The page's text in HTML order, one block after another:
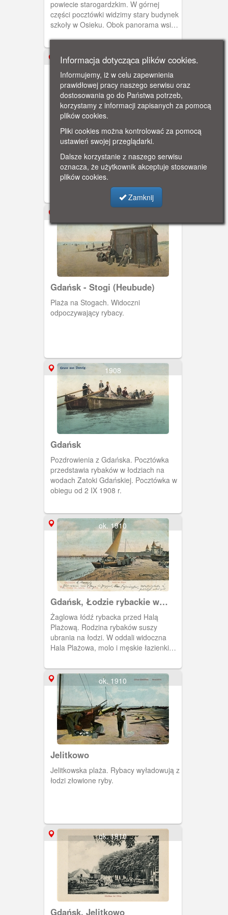
powiecie starogardzkim. W górnej
części pocztówki widzimy stary budynek
szkoły w Osieku. Obok panorama wsi
to rodzina rybaków. Na dole zajazd J.
Lomotha (Później właścicielem tego
gościńca był Franz Liedtke) i neogotycki
kościół p.w. św. Rocha.
ok. 1910
Mikoszewo (Nickelswalde)
Pozdrowienia z Mikoszewa. Pocztówka
trójobrazkowa przedstawiająca różne
interesujące miejsca (i ważne dla
turysty): pensjonat Hannmann, przystań
promową oraz plażę z łodziami i
rozwieszonymi sieciami rybackimi.
Pocztówka w obiegu od 26 VIII 1944 r.
Gdańsk - Stogi (Heubude)
Plaża na Stogach. Widoczni
odpoczywający rybacy.
1908
Gdańsk
Pozdrowienia z Gdańska. Pocztówka
przedstawia rybaków w łodziach na
wodach Zatoki Gdańskiej. Pocztówka w
obiegu od 2 IX 1908 r.
ok. 1910
Gdańsk, Łodzie rybackie w
Brzeźnie
Żaglowa łódź rybacka przed Halą
Plażową. Rodzina rybaków suszy
ubrania na łodzi. W oddali widoczna
Hala Plażowa, molo i męskie łazienki
ok. 1910
Jelitkowo
Jelitkowska plaża. Rybacy wyładowują z
łodzi złowione ryby.
ok. 1910
Gdańsk, Jelitkowo
Informacja dotycząca plików cookies.
Informujemy, iż w celu zapewnienia
prawidłowej pracy naszego serwisu oraz
dostosowania go do Państwa potrzeb,
korzystamy z informacji zapisanych za pomocą
plików cookies.
Pliki cookies można kontrolować za pomocą
ustawień swojej przeglądarki.
Dalsze korzystanie z naszego serwisu
oznacza, że użytkownik akceptuje stosowanie
plików cookies.
Zamknij